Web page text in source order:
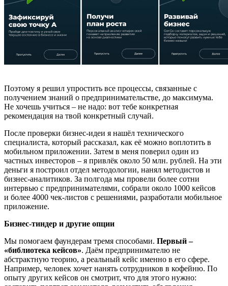
Поэтому я решил упростить все процессы, связанные с
получением знаний о предпринимательстве, до максимума.
Не хочешь учиться – не надо: вот тебе конкретная
рекомендация на твой конкретный случай.
После проверки бизнес-идеи я нашёл технического
специалиста, который рассказал, как её можно воплотить в
мобильном приложении. Затем в меня поверил один из
частных инвесторов – я привлёк около 50 млн. рублей. На эти
деньги я построил отдел методологии, нанял методистов и
бизнес-аналитиков. За полгода мы провели более сотни
интервью с предпринимателями, собрали около 1000 кейсов
и более 4000 чек-листов с решениями, разработали мобильное
приложение.
Бизнес-тиндер и другие опции
Мы помогаем фаундерам тремя способами. Первый –
«библиотека кейсов». Даём предпринимателю не
абстрактную теорию, а реальный кейс именно в его сфере.
Например, человек хочет нанять сотрудников в кофейню. По
опыту других кейсов он смотрит, что для этого нужно: